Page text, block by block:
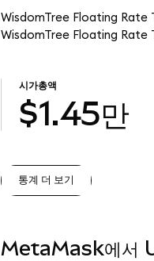
WisdomTree Floating Rate
WisdomTree Floating Rate
시가총액
$1.45만
통계 더 보기
MetaMask에서